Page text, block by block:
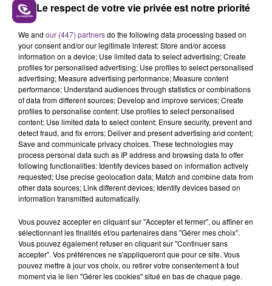
LE MAGASIN JOUÉCLUB DE REIMS FERME
SES PORTES
C'était l'une des institutions du centre-ville
rémois. Le magasin JouéClub est contraint de
fermer ses portes.
TITRES DIFFUSÉS
16h35
16h35
SHAKIRA FEAT. BURNA BOY
Dai Dai
16h28
16h28
CHRISTOPHE WILLEM
Systaime
Le respect de votre vie privée est notre priorité
We and our (447) partnersdo the following data processing based on
your consent and/or our legitimate interest: Store and/or access
information on a device; Use limited data to select advertising; Create
profiles for personalised advertising; Use profiles to select personalised
advertising; Measure advertising performance; Measure content
performance; Understand audiences through statistics or combinations
of data from different sources; Develop and improve services; Create
profiles to personalise content; Use profiles to select personalised
content; Use limited data to select content; Ensure security, prevent and
detect fraud, and fix errors; Deliver and present advertising and content;
Save and communicate privacy choices. These technologies may
process personal data such as IP address and browsing data to offer
following functionalities: Identify devices based on information actively
requested; Use precise geolocation data; Match and combine data from
other data sources; Link different devices; Identify devices based on
information transmitted automatically.
Vous pouvez accepter en cliquant sur "Accepter et fermer", ou affiner en
sélectionnant les finalités et/ou partenaires dans "Gérer mes choix".
Vous pouvez également refuser en cliquant sur "Continuer sans
accepter". Vos préférences ne s'appliqueront que pour ce site. Vous
pouvez mettre à jour vos choix, ou retirer votre consentement à tout
moment via le lien "Gérer les cookies" situé en bas de chaque page.